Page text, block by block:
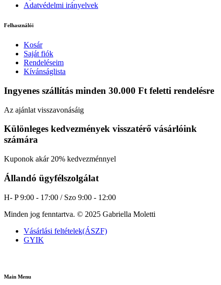
Adatvédelmi irányelvek
Felhasználói
Kosár
Saját fiók
Rendeléseim
Kívánságlista
Ingyenes szállítás minden 30.000 Ft feletti rendelésre
Az ajánlat visszavonásáig
Különleges kedvezmények visszatérő vásárlóink
számára
Kuponok akár 20% kedvezménnyel
Állandó ügyfélszolgálat
H- P 9:00 - 17:00 / Szo 9:00 - 12:00
Minden jog fenntartva. © 2025 Gabriella Moletti
Vásárlási feltételek(ÁSZF)
GYIK
Main Menu